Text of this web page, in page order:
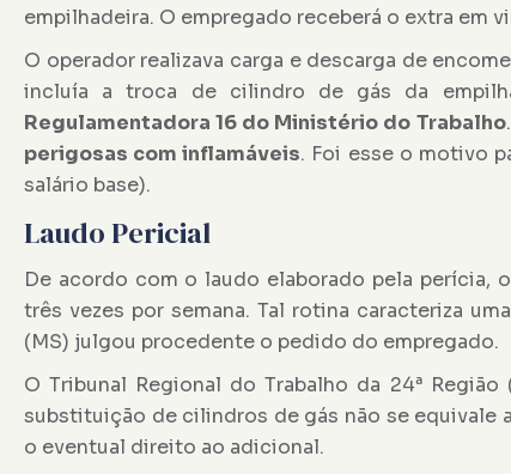
empilhadeira. O empregado receberá o extra em
O operador realizava carga e descarga de
incluía a troca de cilindro de gás da
Regulamentadora 16 do Ministério do Trabalho
perigosas com inflamáveis. Foi esse o motivo
salário base).
Laudo Pericial
De acordo com o laudo elaborado pela
três vezes por semana. Tal rotina caracteriza uma
(MS) julgou procedente o pedido do empregado.
O Tribunal Regional do Trabalho da 24ª
substituição de cilindros de gás não se equivale
o eventual direito ao adicional.